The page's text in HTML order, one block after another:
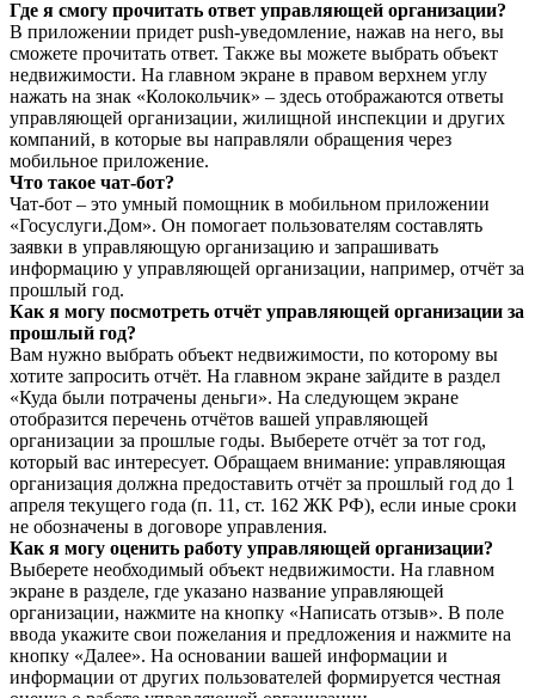
Где я смогу прочитать ответ управляющей организации?
В приложении придет push-уведомление, нажав на него, вы
сможете прочитать ответ. Также вы можете выбрать объект
недвижимости. На главном экране в правом верхнем углу
нажать на знак «Колокольчик» – здесь отображаются ответы
управляющей организации, жилищной инспекции и других
компаний, в которые вы направляли обращения через
мобильное приложение.
Что такое чат-бот?
Чат-бот – это умный помощник в мобильном приложении
«Госуслуги.Дом». Он помогает пользователям составлять
заявки в управляющую организацию и запрашивать
информацию у управляющей организации, например, отчёт за
прошлый год.
Как я могу посмотреть отчёт управляющей организации за
прошлый год?
Вам нужно выбрать объект недвижимости, по которому вы
хотите запросить отчёт. На главном экране зайдите в раздел
«Куда были потрачены деньги». На следующем экране
отобразится перечень отчётов вашей управляющей
организации за прошлые годы. Выберете отчёт за тот год,
который вас интересует. Обращаем внимание: управляющая
организация должна предоставить отчёт за прошлый год до 1
апреля текущего года (п. 11, ст. 162 ЖК РФ), если иные сроки
не обозначены в договоре управления.
Как я могу оценить работу управляющей организации?
Выберете необходимый объект недвижимости. На главном
экране в разделе, где указано название управляющей
организации, нажмите на кнопку «Написать отзыв». В поле
ввода укажите свои пожелания и предложения и нажмите на
кнопку «Далее». На основании вашей информации и
информации от других пользователей формируется честная